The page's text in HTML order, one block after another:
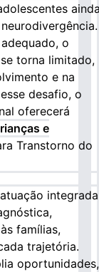
o
torna limitado,
e na
desafio, o
oferecerá
e
Transtorno do
famílias,
trajetória.
oportunidades,